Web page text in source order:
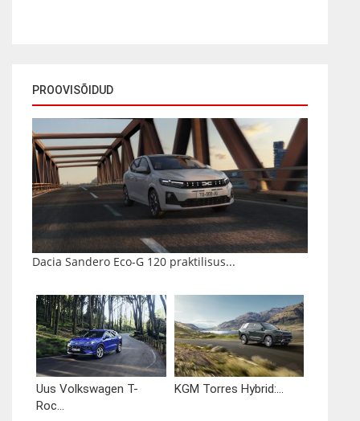
PROOVISÕIDUD
Dacia Sandero Eco-G 120 praktilisus...
Uus Volkswagen T-
Roc...
KGM Torres Hybrid:...